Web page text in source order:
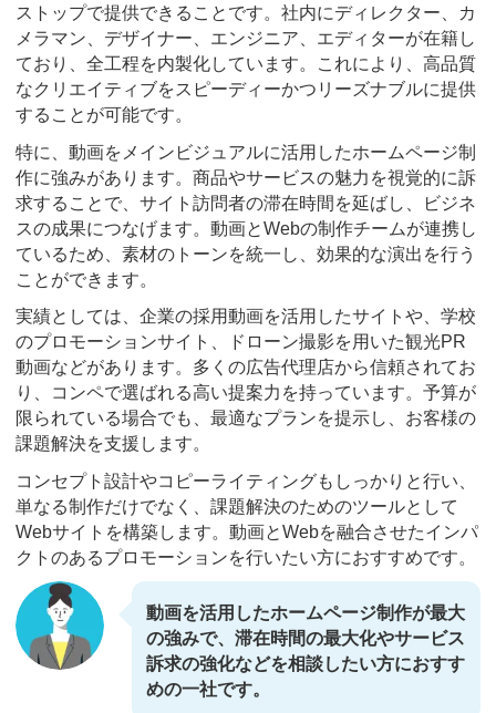
ストップで提供できることです。社内にディレクター、カ
メラマン、デザイナー、エンジニア、エディターが在籍し
ており、全工程を内製化しています。これにより、高品質
なクリエイティブをスピーディーかつリーズナブルに提供
することが可能です。
特に、動画をメインビジュアルに活用したホームページ制
作に強みがあります。商品やサービスの魅力を視覚的に訴
求することで、サイト訪問者の滞在時間を延ばし、ビジネ
スの成果につなげます。動画とWebの制作チームが連携し
ているため、素材のトーンを統一し、効果的な演出を行う
ことができます。
実績としては、企業の採用動画を活用したサイトや、学校
のプロモーションサイト、ドローン撮影を用いた観光PR
動画などがあります。多くの広告代理店から信頼されてお
り、コンペで選ばれる高い提案力を持っています。予算が
限られている場合でも、最適なプランを提示し、お客様の
課題解決を支援します。
コンセプト設計やコピーライティングもしっかりと行い、
単なる制作だけでなく、課題解決のためのツールとして
Webサイトを構築します。動画とWebを融合させたインパ
クトのあるプロモーションを行いたい方におすすめです。
動画を活用したホームページ制作が最大
の強みで、滞在時間の最大化やサービス
訴求の強化などを相談したい方におすす
めの一社です。